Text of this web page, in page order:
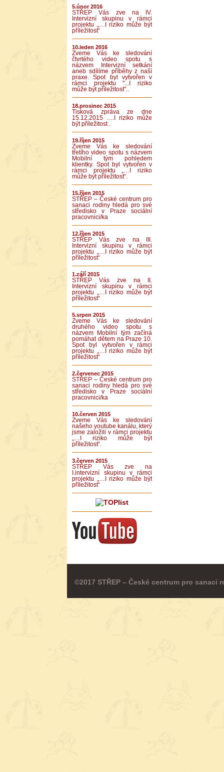
5.únor 2016
STŘEP Vás zve na IV.
Intervizní skupinu v rámci
projektu „…I riziko může být
příležitost“
10.leden 2016
Zveme Vás ke sledování
čtvrtého video spotu s
názvem Intervizní setkání
aneb sdílíme příběhy z naší
praxe. Spot byl vytvořen v
rámci projektu "...I riziko
může být příležitost"..
18.prosinec 2015
Tisková zpráva ze dne
15.12.2015 ….I riziko může
být příležitost .
19.říjen 2015
Zveme Vás ke sledování
třetího video spotu s názvem
Mobilní tým pohledem
klientky. Spot byl vytvořen v
rámci projektu „…I riziko
může být příležitost“.
15.říjen 2015
STŘEP – České centrum pro
sanaci rodiny hledá pro své
středisko v Praze sociální
pracovnici/ka
12.říjen 2015
STŘEP Vás zve na III.
Intervizní skupinu v rámci
projektu „…I riziko může být
příležitost“
1.září 2015
STŘEP Vás zve na II.
Intervizní skupinu v rámci
projektu „…I riziko může být
příležitost“
5.srpen 2015
Zveme Vás ke sledování
druhého video spotu s
názvem Mobilní tým začíná
pomáhat dětem na Praze 10.
Spot byl vytvořen v rámci
projektu „…I riziko může být
příležitost“
2.červenec 2015
STŘEP – České centrum pro
sanaci rodiny hledá pro své
středisko v Praze sociální
pracovnici/ka
10.červen 2015
Zveme Vás ke sledování
našeho youtube kanálu, který
jsme založili v rámci projektu
„…I riziko může být
příležitost“.
3.červen 2015
STŘEP Vás zve na
I.intervizní skupinu v rámci
projektu „…I riziko může být
příležitost“
©2017 STŘEP – České centrum pro sanaci